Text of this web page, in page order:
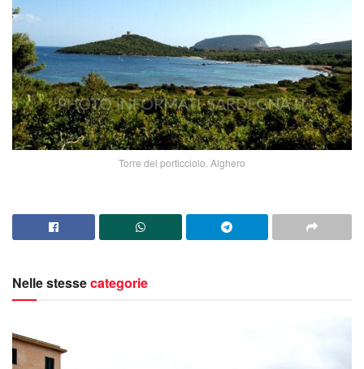
Torre del porticciolo. Alghero
Nelle stessecategorie